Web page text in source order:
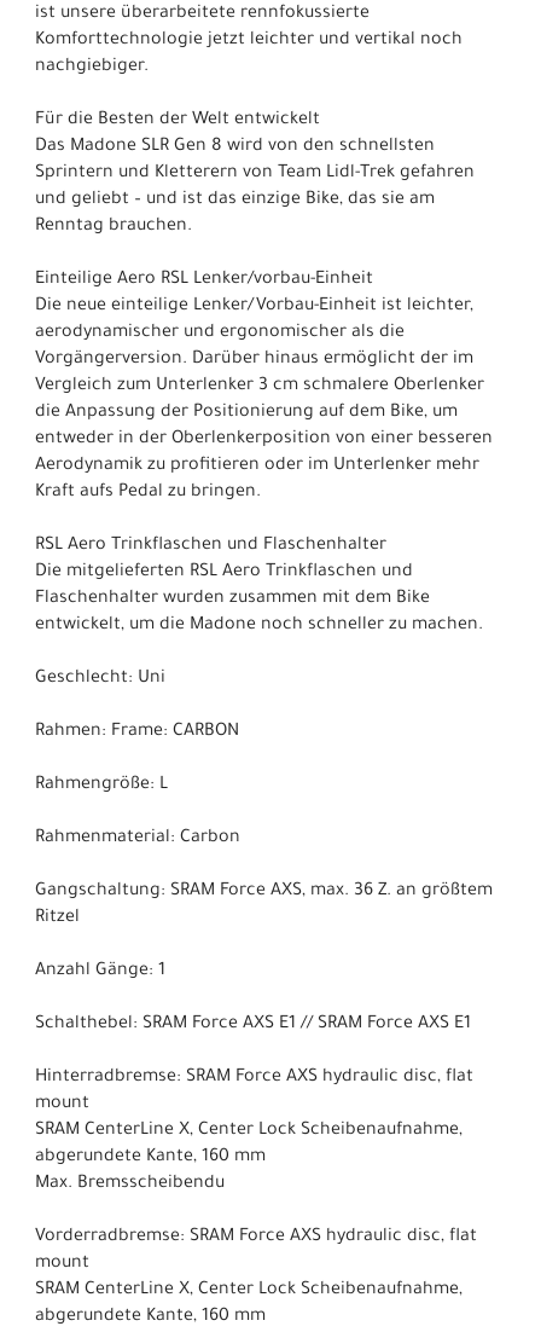
ist unsere überarbeitete rennfokussierte
Komforttechnologie jetzt leichter und vertikal noch
nachgiebiger.
Für die Besten der Welt entwickelt
Das Madone SLR Gen 8 wird von den schnellsten
Sprintern und Kletterern von Team Lidl-Trek gefahren
und geliebt – und ist das einzige Bike, das sie am
Renntag brauchen.
Einteilige Aero RSL Lenker/vorbau-Einheit
Die neue einteilige Lenker/Vorbau-Einheit ist leichter,
aerodynamischer und ergonomischer als die
Vorgängerversion. Darüber hinaus ermöglicht der im
Vergleich zum Unterlenker 3 cm schmalere Oberlenker
die Anpassung der Positionierung auf dem Bike, um
entweder in der Oberlenkerposition von einer besseren
Aerodynamik zu profitieren oder im Unterlenker mehr
Kraft aufs Pedal zu bringen.
RSL Aero Trinkflaschen und Flaschenhalter
Die mitgelieferten RSL Aero Trinkflaschen und
Flaschenhalter wurden zusammen mit dem Bike
entwickelt, um die Madone noch schneller zu machen.
Geschlecht: Uni
Rahmen: Frame: CARBON
Rahmengröße: L
Rahmenmaterial: Carbon
Gangschaltung: SRAM Force AXS, max. 36 Z. an größtem
Ritzel
Anzahl Gänge: 1
Schalthebel: SRAM Force AXS E1 // SRAM Force AXS E1
Hinterradbremse: SRAM Force AXS hydraulic disc, flat
mount
SRAM CenterLine X, Center Lock Scheibenaufnahme,
abgerundete Kante, 160 mm
Max. Bremsscheibendu
Vorderradbremse: SRAM Force AXS hydraulic disc, flat
mount
SRAM CenterLine X, Center Lock Scheibenaufnahme,
abgerundete Kante, 160 mm